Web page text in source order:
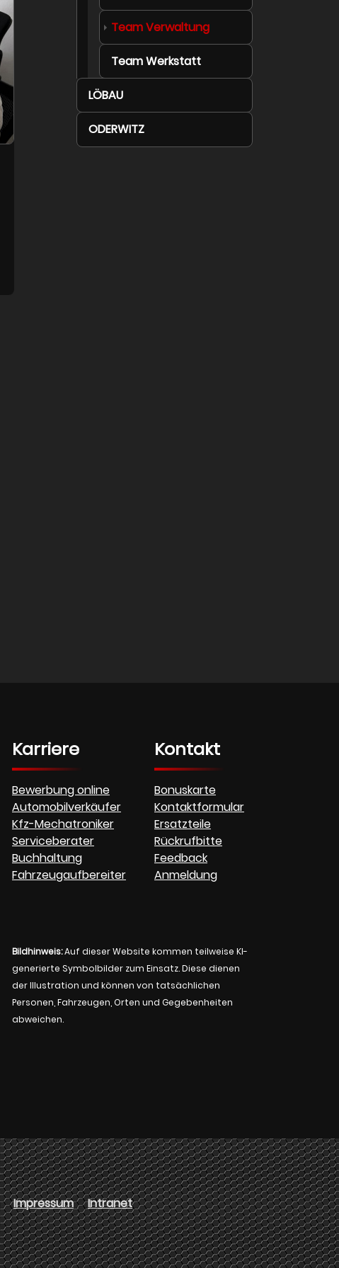
Team Verwaltung(current)
Team Werkstatt
LÖBAU
ODERWITZ
Karriere
Bewerbung online
Automobilverkäufer
Kfz-Mechatroniker
Serviceberater
Buchhaltung
Fahrzeugaufbereiter
Kontakt
Bonuskarte
Kontaktformular
Ersatzteile
Rückrufbitte
Feedback
Anmeldung
Bildhinweis:Auf dieser Website kommen teilweise KI-
generierte Symbolbilder zum Einsatz. Diese dienen
der Illustration und können von tatsächlichen
Personen, Fahrzeugen, Orten und Gegebenheiten
abweichen.
Impressum Intranet